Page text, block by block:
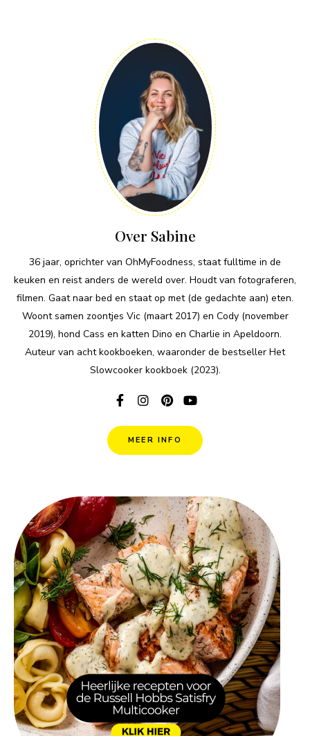
Over Sabine
36 jaar, oprichter van OhMyFoodness, staat fulltime in de
keuken en reist anders de wereld over. Houdt van fotograferen,
filmen. Gaat naar bed en staat op met (de gedachte aan) eten.
Woont samen zoontjes Vic (maart 2017) en Cody (november
2019), hond Cass en katten Dino en Charlie in Apeldoorn.
Auteur van acht kookboeken, waaronder de bestseller Het
Slowcooker kookboek (2023).
MEER INFO